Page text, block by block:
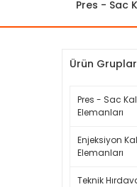
Pres - Sac
Ürün
Pres - Sac
Elemanları
Enjeksiyon
Elemanları
Teknik